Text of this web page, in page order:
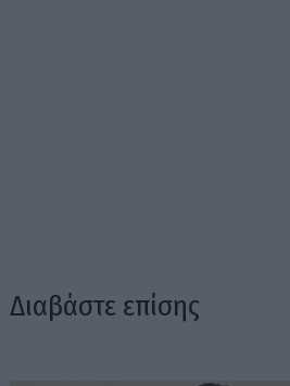
Διαβάστε επίσης